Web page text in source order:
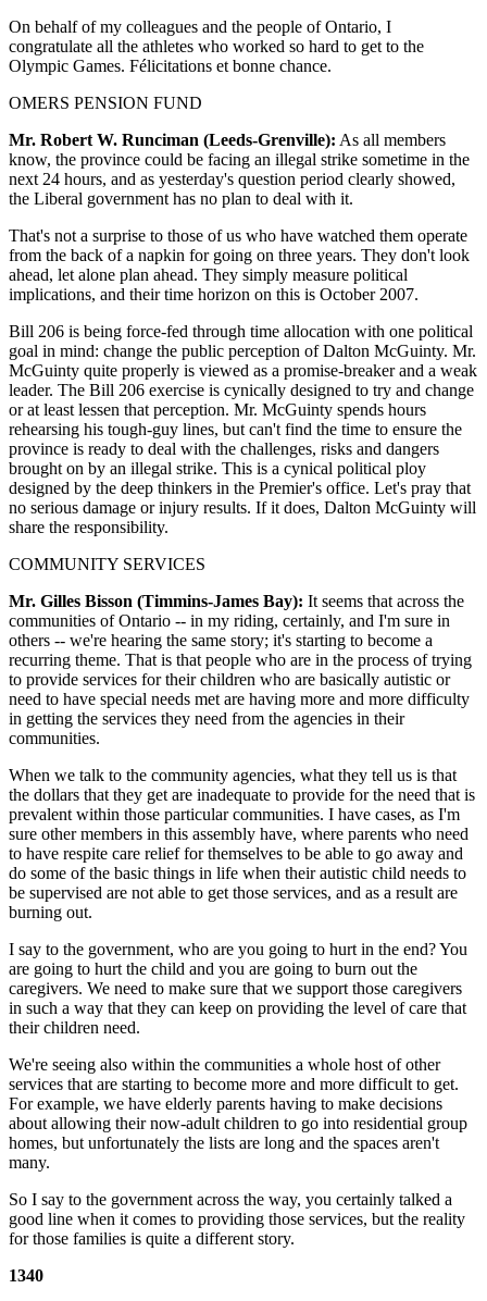
On behalf of my colleagues and the people of Ontario, I
congratulate all the athletes who worked so hard to get to the
Olympic Games. Félicitations et bonne chance.
OMERS PENSION FUND
Mr. Robert W. Runciman (Leeds-Grenville): As all members
know, the province could be facing an illegal strike sometime in the
next 24 hours, and as yesterday's question period clearly showed,
the Liberal government has no plan to deal with it.
That's not a surprise to those of us who have watched them operate
from the back of a napkin for going on three years. They don't look
ahead, let alone plan ahead. They simply measure political
implications, and their time horizon on this is October 2007.
Bill 206 is being force-fed through time allocation with one political
goal in mind: change the public perception of Dalton McGuinty. Mr.
McGuinty quite properly is viewed as a promise-breaker and a weak
leader. The Bill 206 exercise is cynically designed to try and change
or at least lessen that perception. Mr. McGuinty spends hours
rehearsing his tough-guy lines, but can't find the time to ensure the
province is ready to deal with the challenges, risks and dangers
brought on by an illegal strike. This is a cynical political ploy
designed by the deep thinkers in the Premier's office. Let's pray that
no serious damage or injury results. If it does, Dalton McGuinty will
share the responsibility.
COMMUNITY SERVICES
Mr. Gilles Bisson (Timmins-James Bay): It seems that across the
communities of Ontario -- in my riding, certainly, and I'm sure in
others -- we're hearing the same story; it's starting to become a
recurring theme. That is that people who are in the process of trying
to provide services for their children who are basically autistic or
need to have special needs met are having more and more difficulty
in getting the services they need from the agencies in their
communities.
When we talk to the community agencies, what they tell us is that
the dollars that they get are inadequate to provide for the need that is
prevalent within those particular communities. I have cases, as I'm
sure other members in this assembly have, where parents who need
to have respite care relief for themselves to be able to go away and
do some of the basic things in life when their autistic child needs to
be supervised are not able to get those services, and as a result are
burning out.
I say to the government, who are you going to hurt in the end? You
are going to hurt the child and you are going to burn out the
caregivers. We need to make sure that we support those caregivers
in such a way that they can keep on providing the level of care that
their children need.
We're seeing also within the communities a whole host of other
services that are starting to become more and more difficult to get.
For example, we have elderly parents having to make decisions
about allowing their now-adult children to go into residential group
homes, but unfortunately the lists are long and the spaces aren't
many.
So I say to the government across the way, you certainly talked a
good line when it comes to providing those services, but the reality
for those families is quite a different story.
1340